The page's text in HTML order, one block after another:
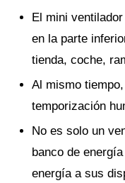
El mini
en la parte
tienda, coche,
Al mismo
temporización
No es solo un
banco de
energía a sus